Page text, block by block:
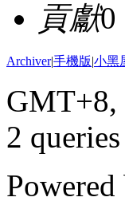
貢獻0
Archiver|手機版|小黑
GMT+8,
2
Powered